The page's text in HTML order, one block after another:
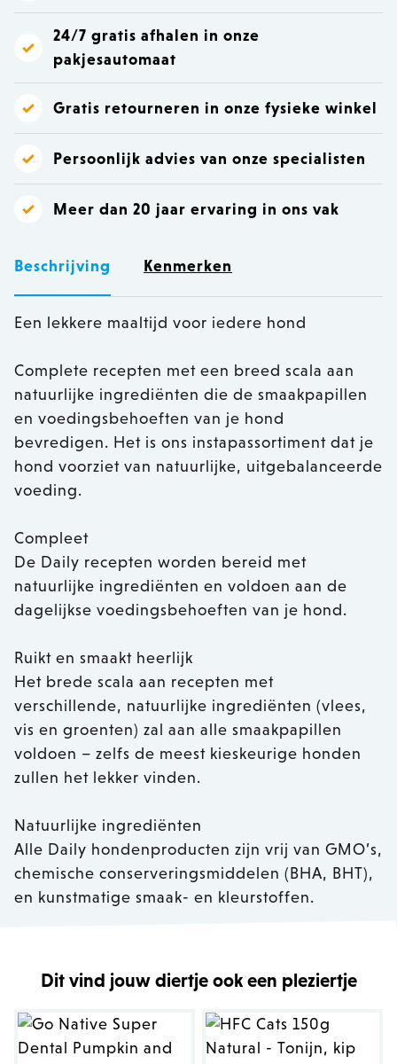
24/7 gratis afhalen in onze
pakjesautomaat
Gratis retourneren in onze fysieke winkel
Persoonlijk advies van onze specialisten
Meer dan 20 jaar ervaring in ons vak
Beschrijving Kenmerken
Een lekkere maaltijd voor iedere hond
Complete recepten met een breed scala aan
natuurlijke ingrediënten die de smaakpapillen
en voedingsbehoeften van je hond
bevredigen. Het is ons instapassortiment dat je
hond voorziet van natuurlijke, uitgebalanceerde
voeding.
Compleet
De Daily recepten worden bereid met
natuurlijke ingrediënten en voldoen aan de
dagelijkse voedingsbehoeften van je hond.
Ruikt en smaakt heerlijk
Het brede scala aan recepten met
verschillende, natuurlijke ingrediënten (vlees,
vis en groenten) zal aan alle smaakpapillen
voldoen – zelfs de meest kieskeurige honden
zullen het lekker vinden.
Natuurlijke ingrediënten
Alle Daily hondenproducten zijn vrij van GMO’s,
chemische conserveringsmiddelen (BHA, BHT),
en kunstmatige smaak- en kleurstoffen.
Dit vind jouw diertje ook een pleziertje